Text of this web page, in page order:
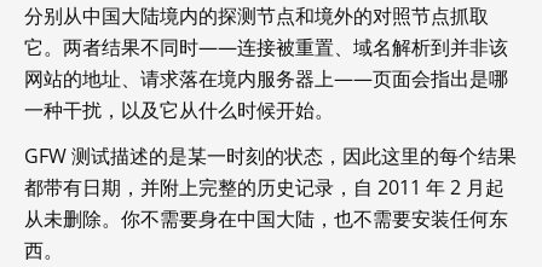
分别从中国大陆境内的探测节点和境外的对照节点抓取
它。两者结果不同时——连接被重置、域名解析到并非该
网站的地址、请求落在境内服务器上——页面会指出是哪
一种干扰，以及它从什么时候开始。
GFW 测试描述的是某一时刻的状态，因此这里的每个结果
都带有日期，并附上完整的历史记录，自 2011 年 2 月起
从未删除。你不需要身在中国大陆，也不需要安装任何东
西。